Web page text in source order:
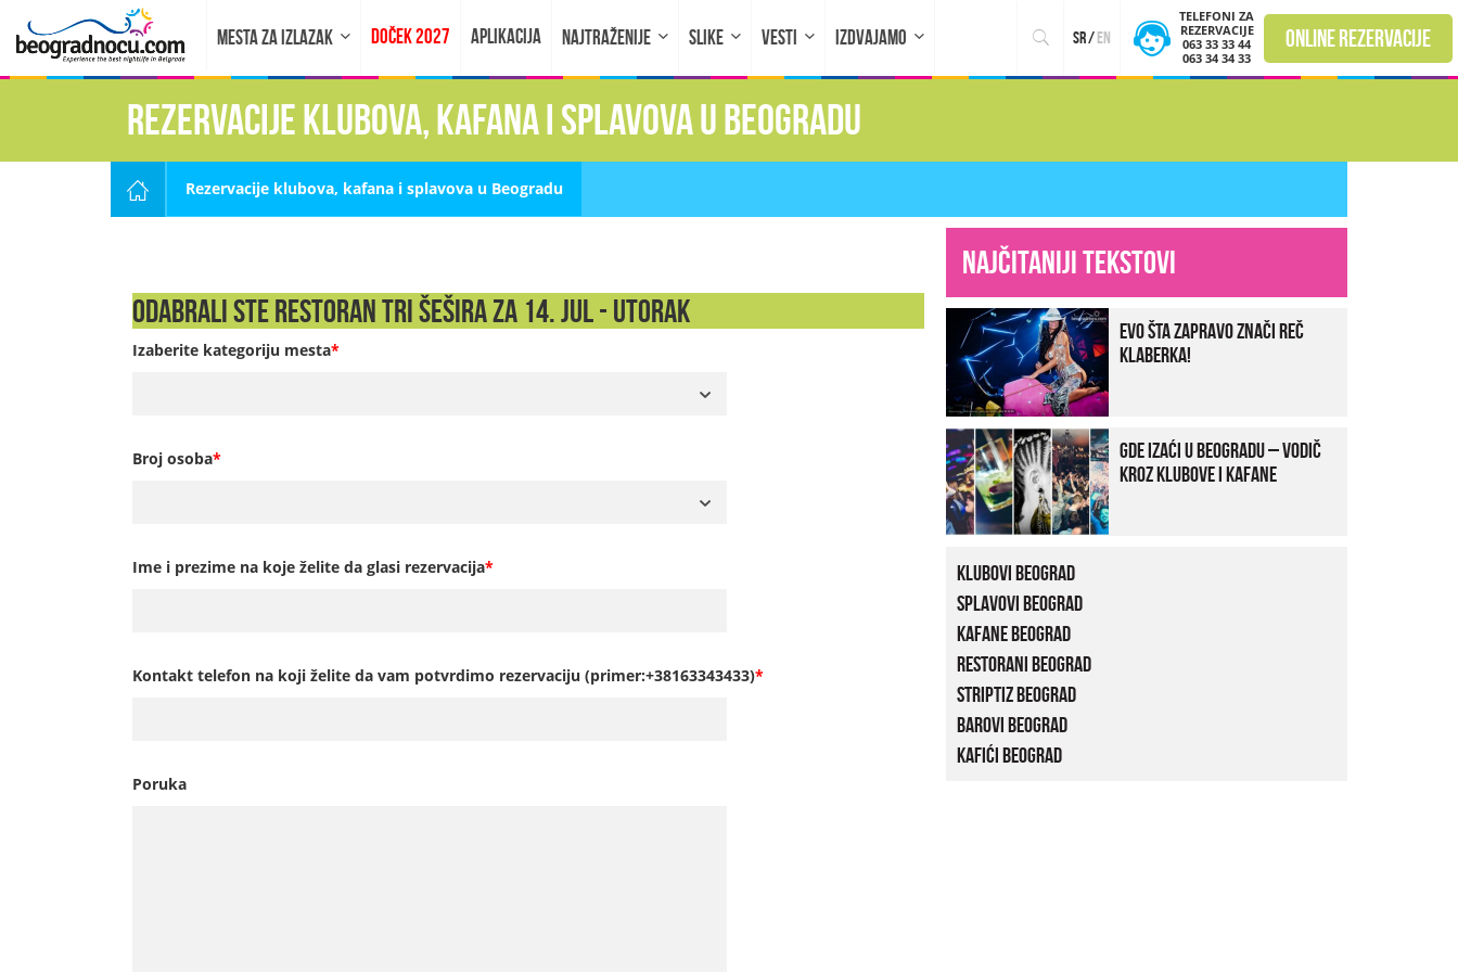
MESTA ZA IZLAZAK DOČEK 2027 APLIKACIJA NAJTRAŽENIJE SLIKE VESTI IZDVAJAMO sr/en
TELEFONI ZA
REZERVACIJE
063 33 33 44
063 34 34 33
online rezervacije
Rezervacije klubova, kafana i splavova u Beogradu
Rezervacije klubova, kafana i splavova u Beogradu
Odabrali ste Restoran Tri Šešira za 14. Jul - UTORAK
Izaberite kategoriju mesta*
Broj osoba*
Ime i prezime na koje želite da glasi rezervacija*
Kontakt telefon na koji želite da vam potvrdimo rezervaciju (primer:+38163343433)*
Poruka
Najčitaniji tekstovi
Evo šta zapravo znači reč
klaberka!
Gde izaći u Beogradu – vodič
kroz klubove i kafane
Klubovi Beograd
Splavovi Beograd
Kafane Beograd
Restorani Beograd
Striptiz Beograd
Barovi Beograd
Kafići Beograd